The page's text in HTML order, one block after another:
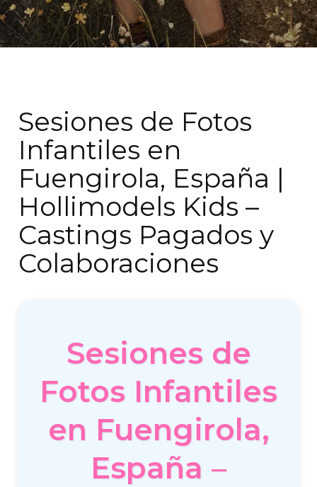
Sesiones de Fotos
Infantiles en
Fuengirola, España |
Hollimodels Kids –
Castings Pagados y
Colaboraciones
Sesiones de
Fotos Infantiles
en Fuengirola,
España –